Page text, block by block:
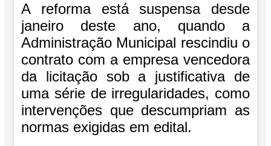
A reforma está suspensa desde
janeiro deste ano, quando a
Administração Municipal rescindiu o
contrato com a empresa vencedora
da licitação sob a justificativa de
uma série de irregularidades, como
intervenções que descumpriam as
normas exigidas em edital.